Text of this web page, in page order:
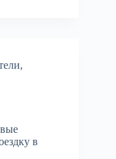
,
в